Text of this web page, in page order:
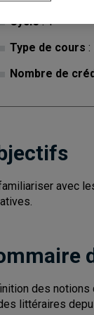
Cycle: 1
Type de cours :
Nombre de
avec
des notions
littéraires